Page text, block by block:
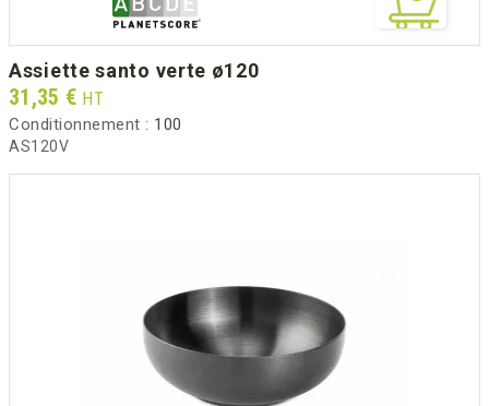
assiette santo verte ø120
Prix
31,35 € HT
Conditionnement : 100
AS120V